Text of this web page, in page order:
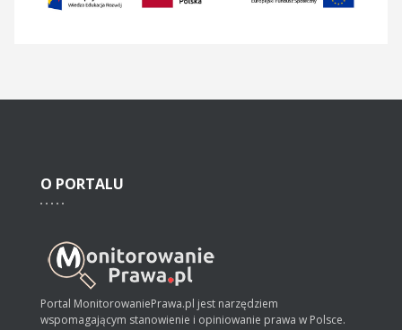
O PORTALU
Portal MonitorowaniePrawa.pl jest narzędziem
wspomagającym stanowienie i opiniowanie prawa w Polsce.